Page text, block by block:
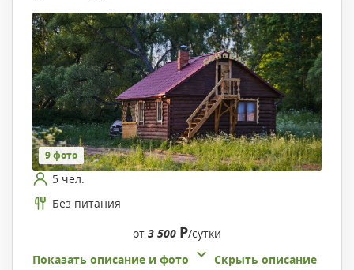
9 фото
5 чел.
Без питания
от 3 500 Р/сутки
Показать описание и фото
Скрыть описание